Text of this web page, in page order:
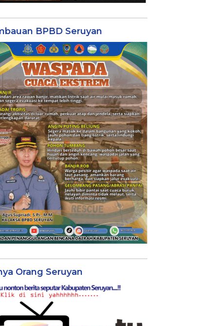
BPBD Seruyan
Orang Seruyan